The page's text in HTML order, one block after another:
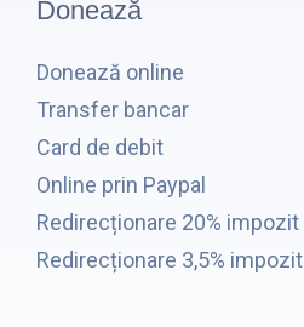
Donează
Donează online
Transfer bancar
Card de debit
Online prin Paypal
Redirecționare 20% impozit
Redirecționare 3,5% impozit